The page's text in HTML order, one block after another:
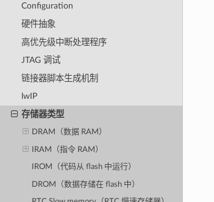
Configuration
硬件抽象
高优先级中断处理程序
JTAG 调试
链接器脚本生成机制
lwIP
存储器类型
DRAM（数据 RAM）
IRAM（指令 RAM）
IROM（代码从 flash 中运行）
DROM（数据存储在 flash 中）